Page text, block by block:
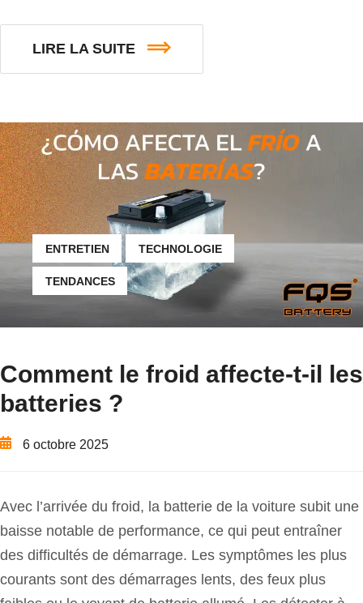
LIRE LA SUITE
ENTRETIEN TECHNOLOGIE
TENDANCES
Comment le froid affecte-t-il les
batteries ?
6 octobre 2025
Avec l’arrivée du froid, la batterie de la voiture subit une
baisse notable de performance, ce qui peut entraîner
des difficultés de démarrage. Les symptômes les plus
courants sont des démarrages lents, des feux plus